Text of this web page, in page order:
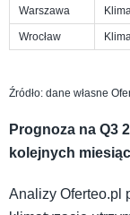
Warszawa
Wrocław
Źródło: dane własne
Prognoza na Q3
kolejnych
Analizy Oferteo.pl